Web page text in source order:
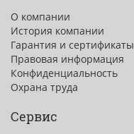
О компании
История компании
Гарантия и сертификаты
Правовая информация
Конфиденциальность
Охрана труда
Сервис